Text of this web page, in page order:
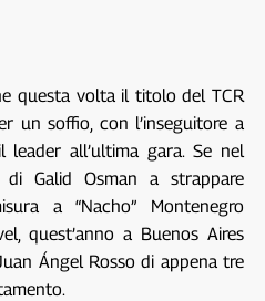
questa volta il titolo del TCR
un soffio, con l’inseguitore a
all’ultima gara. Se nel
Galid Osman a strappare
a “Nacho” Montenegro
quest’anno a Buenos Aires
Ángel Rosso di appena tre